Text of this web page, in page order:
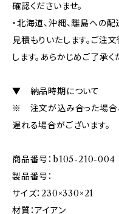
確認くださいませ。
・北海道、沖縄、離島への
見積もりいたします。ご注
します。あらかじめご了承く
▼ 納品時期について
※ 注文が込み合った場合
遅れる場合がございます。
商品番号：b105-210-004
製品番号：
サイズ：230×330×21
材質：アイアン